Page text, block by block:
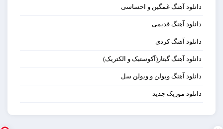
دانلود آهنگ غمگین و احساسی
دانلود آهنگ قدیمی
دانلود آهنگ کردی
دانلود آهنگ گیتار(آکوستیک و الکتریک)
دانلود آهنگ ویولن و ویولن سل
دانلود موزیک جدید